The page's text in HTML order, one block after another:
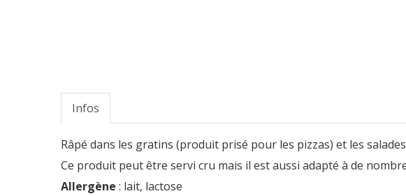
Infos
Râpé dans les gratins (produit prisé pour les pizzas) et les
Ce produit peut être servi cru mais il est aussi adapté à de
Allergène : lait, lactose